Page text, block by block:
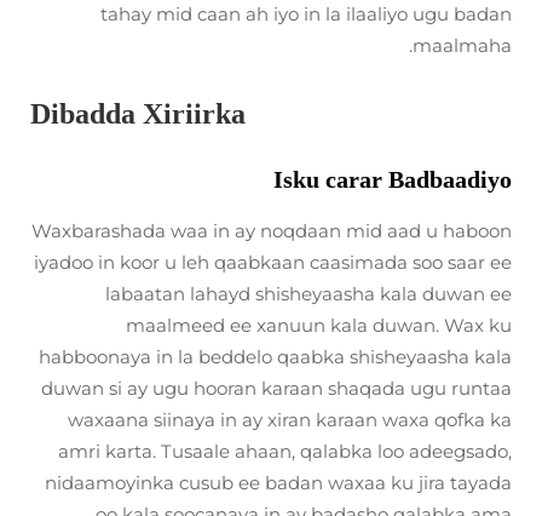
tahay mid caan ah iyo in la ilaaliyo ugu badan
maalmaha.
Dibadda Xiriirka
Isku carar Badbaadiyo
Waxbarashada waa in ay noqdaan mid aad u haboon
iyadoo in koor u leh qaabkaan caasimada soo saar ee
labaatan lahayd shisheyaasha kala duwan ee
maalmeed ee xanuun kala duwan. Wax ku
habboonaya in la beddelo qaabka shisheyaasha kala
duwan si ay ugu hooran karaan shaqada ugu runtaa
waxaana siinaya in ay xiran karaan waxa qofka ka
amri karta. Tusaale ahaan, qalabka loo adeegsado,
nidaamoyinka cusub ee badan waxaa ku jira tayada